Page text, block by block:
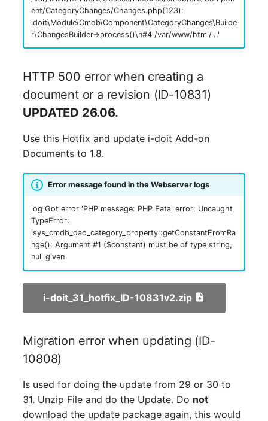
Modell
Monitor
Netz
Netzwerk
Netzwerk-Listener
Netzwerkport
Notfallplanzuweisung
Objektbild
Organisation
Personen
Switch Chassis
Systemdienst
Telefonanlage
Stromversorgung
Verteilerkasten
Vertrag
Virtueller Host
Virtueller Server
VoIP-Telefon
VRRP/HSRP Cluster
ent/CategoryChanges/Changes.php(123):
idoit\Module\Cmdb\Component\CategoryChanges\Builde
r\ChangesBuilder->process()\n#4 /var/www/html/...'
HTTP 500 error when creating a
document or a revision (ID-10831)
UPDATED 26.06.
Use this Hotfix and update i-doit Add-on
Documents to 1.8.
Error message found in the Webserver logs
log Got error 'PHP message: PHP Fatal error: Uncaught
TypeError:
isys_cmdb_dao_category_property::getConstantFromRa
nge(): Argument #1 ($constant) must be of type string,
null given
i-doit_31_hotfix_ID-10831v2.zip
Migration error when updating (ID-
10808)
Is used for doing the update from 29 or 30 to
31. Unzip File and do the Update. Do not
download the update package again, this would